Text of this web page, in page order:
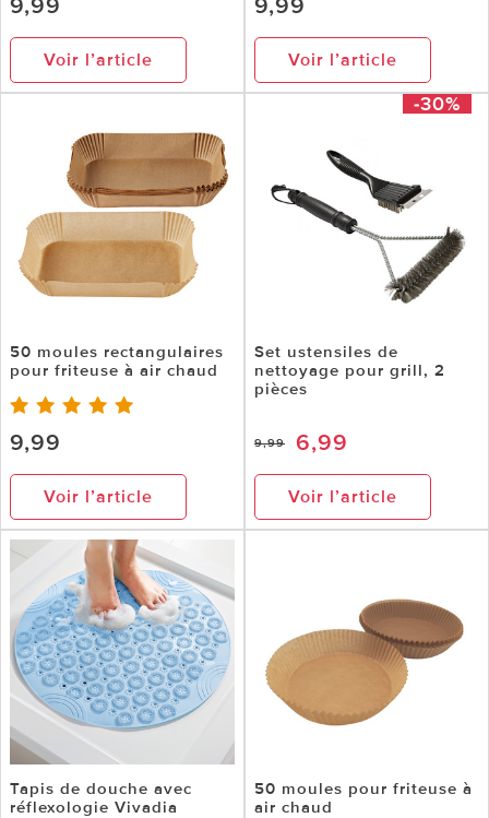
9,99
Voir l’article
9,99
Voir l’article
50 moules rectangulaires
pour friteuse à air chaud
9,99
Voir l’article
-30%
Set ustensiles de
nettoyage pour grill, 2
pièces
9,99 6,99
Voir l’article
Tapis de douche avec
réflexologie Vivadia
50 moules pour friteuse à
air chaud